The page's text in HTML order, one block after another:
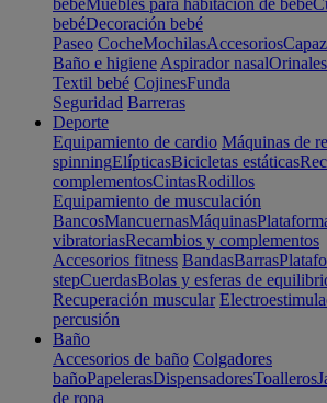
bebéMuebles para habitación de bebé
bebéDecoración bebé
Paseo CocheMochilasAccesorios
Baño e higiene Aspirador nasalOrinales
Textil bebé CojinesFunda
Seguridad Barreras
Deporte
Equipamiento de cardio Máquinas de
spinningElípticasBicicletas estáticas
complementosCintasRodillos
Equipamiento de musculación
BancosMancuernasMáquinas
vibratoriasRecambios y complementos
Accesorios fitness BandasBarras
stepCuerdasBolas y esferas de
Recuperación muscular
percusión
Baño
Accesorios de baño Colgadores
bañoPapelerasDispensadoresToalleros
de ropa